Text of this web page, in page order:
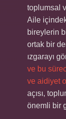
toplumsal
Aile
bireylerin
ortak bir
ızgarayı
ve bu
ve aidiyet
açısı,
önemli bir